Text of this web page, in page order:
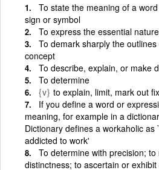
To state the meaning of a
sign or symbol
To express the essential
To demark sharply the
concept
To describe, explain, or make
To determine
{v} to explain, limit, mark out
If you define a word or
meaning, for example in a
Dictionary defines a workaholic
addicted to work'
To determine with precision; to
distinctness; to ascertain or